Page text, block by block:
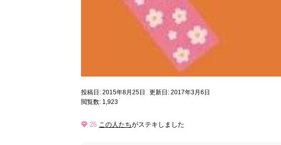
投稿日: 2015年8月25日
更新日: 2017年3月6日
閲覧数: 1,923
26 この人たちがステキしました